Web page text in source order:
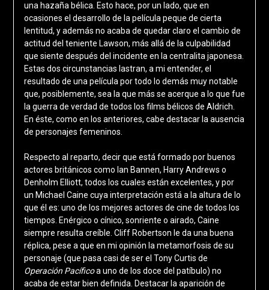
una hazaña bélica. Esto hace, por un lado, que en
ocasiones el desarrollo de la película peque de cierta
lentitud, y además no acaba de quedar claro el cambio de
actitud del teniente Lawson, más allá de la culpabilidad
que siente después del incidente en la centralita japonesa.
Estas dos circunstancias lastran, a mi entender, el
resultado de una película por todo lo demás muy notable
que, posiblemente, sea la que más se acerque a lo que fue
la guerra de verdad de todos los films bélicos de Aldrich.
En éste, como en los anteriores, cabe destacar la ausencia
de personajes femeninos.
Respecto al reparto, decir que está formado por buenos
actores británicos como Ian Bannen, Harry Andrews o
Denholm Elliott, todos los cuales están excelentes, y por
un Michael Caine cuya interpretación está a la altura de lo
que él es: uno de los mejores actores de cine de todos los
tiempos. Enérgico o cínico, sonriente o airado, Caine
siempre resulta creíble. Cliff Robertson le da una buena
réplica, pese a que en mi opinión la metamorfosis de su
personaje (que pasa casi de ser el Tony Curtis de
Operación Pacíficoa uno de los doce del patíbulo) no
acaba de estar bien definida. Destacar la aparición de